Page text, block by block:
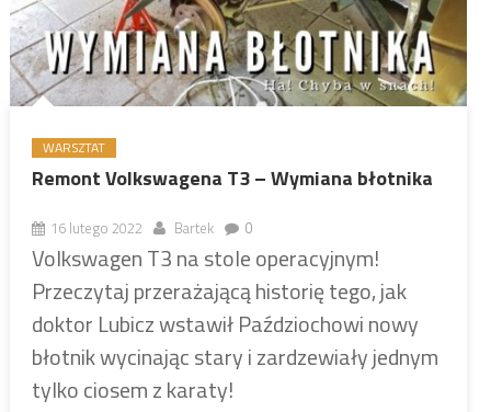
WARSZTAT
Remont Volkswagena T3 – Wymiana błotnika
16 lutego 2022 Bartek 0
Volkswagen T3 na stole operacyjnym!
Przeczytaj przerażającą historię tego, jak
doktor Lubicz wstawił Paździochowi nowy
błotnik wycinając stary i zardzewiały jednym
tylko ciosem z karaty!